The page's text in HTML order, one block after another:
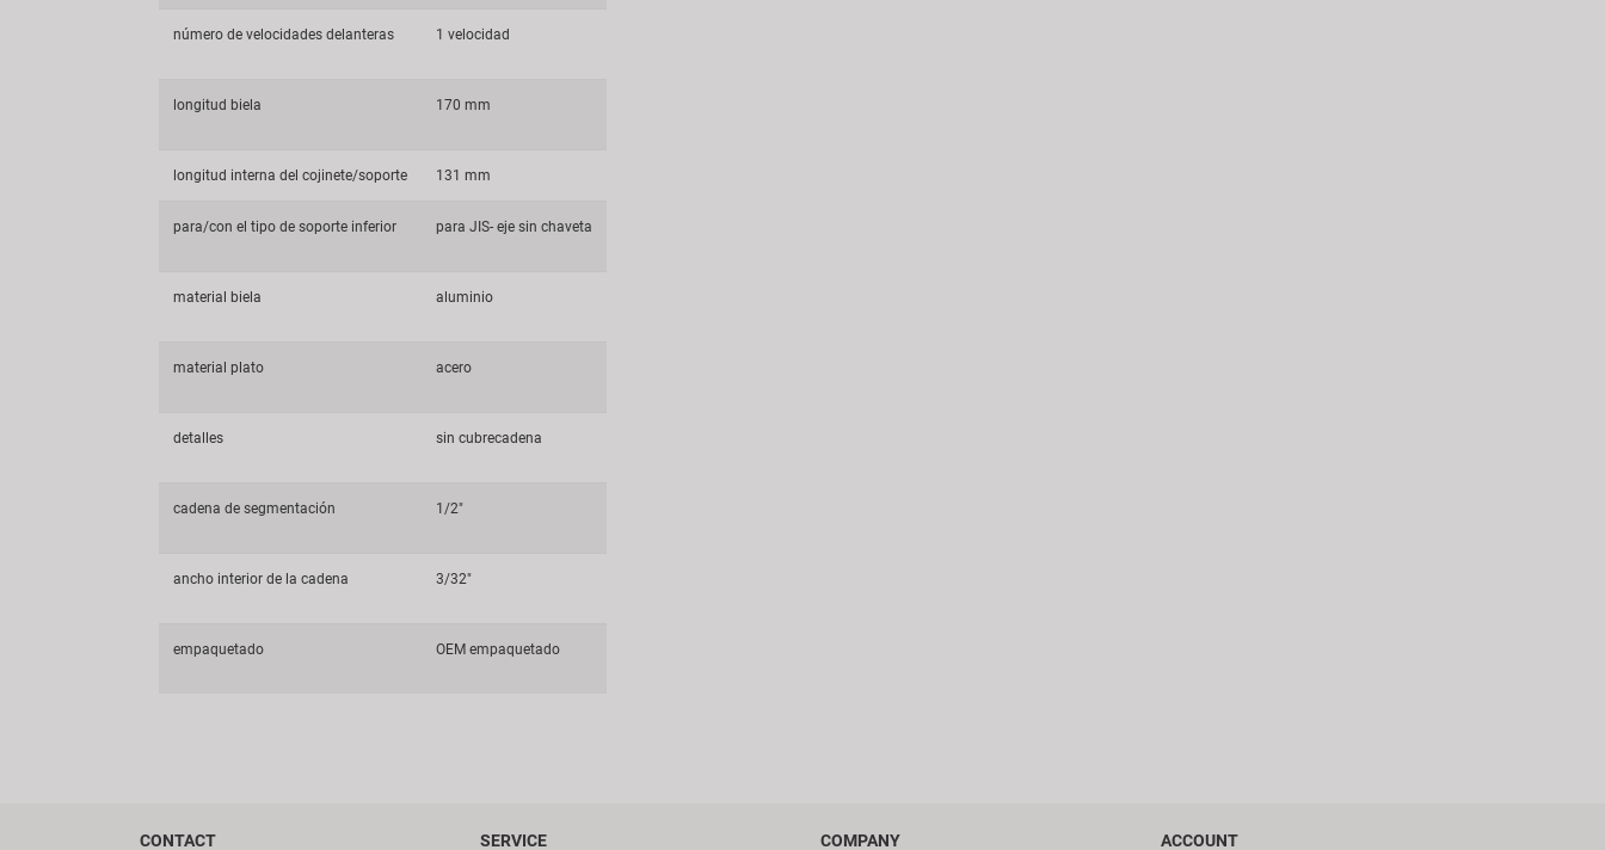
número de velocidades delanteras 1 velocidad
longitud biela 170 mm
longitud interna del cojinete/soporte 131 mm
para/con el tipo de soporte inferior para JIS- eje sin chaveta
material biela aluminio
material plato acero
detalles sin cubrecadena
cadena de segmentación 1/2"
ancho interior de la cadena 3/32"
empaquetado OEM empaquetado
CONTACT SERVICE COMPANY ACCOUNT